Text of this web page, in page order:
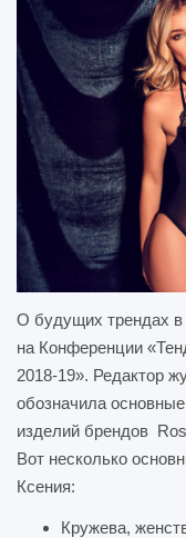
О будущих трендах в
на Конференции
2018-19». Редактор
обозначила
изделий брендов
Вот несколько
Ксения:
Кружева,